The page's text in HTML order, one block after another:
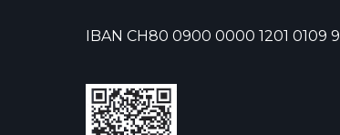
IBAN CH80 0900 0000 1201 0109 9